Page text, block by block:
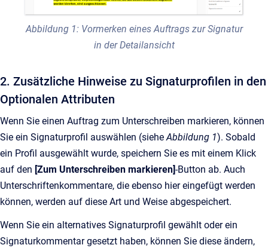
Abbildung 1: Vormerken eines Auftrags zur Signatur
in der Detailansicht
2. Zusätzliche Hinweise zu Signaturprofilen in den
Optionalen Attributen
Wenn Sie einen Auftrag zum Unterschreiben markieren, können
Sie ein Signaturprofil auswählen (sieheAbbildung 1). Sobald
ein Profil ausgewählt wurde, speichern Sie es mit einem Klick
auf den [Zum Unterschreiben markieren]-Button ab. Auch
Unterschriftenkommentare, die ebenso hier eingefügt werden
können, werden auf diese Art und Weise abgespeichert.
Wenn Sie ein alternatives Signaturprofil gewählt oder ein
Signaturkommentar gesetzt haben, können Sie diese ändern,